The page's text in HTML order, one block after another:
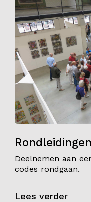
Rondleidingen
Deelnemen aan
codes rondgaan.
Lees verder